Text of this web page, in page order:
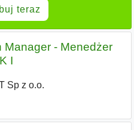
teraz
Manager - Menedżer
I
Sp z o.o.